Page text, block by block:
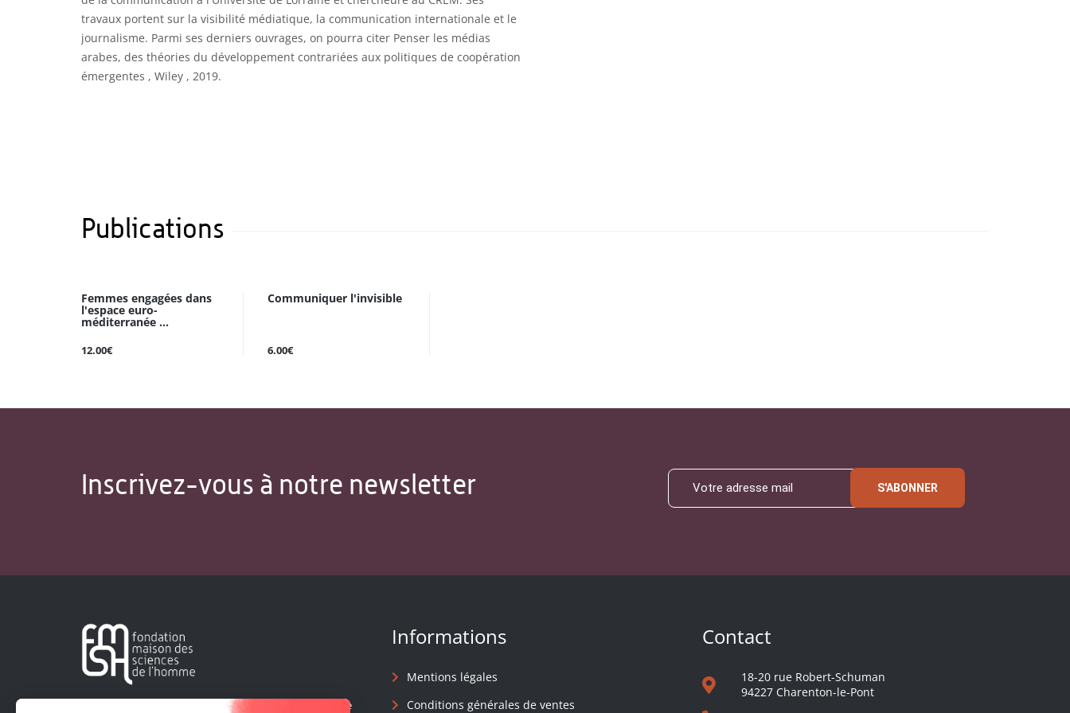
travaux portent sur la visibilité médiatique, la communication internationale et le
journalisme. Parmi ses derniers ouvrages, on pourra citer Penser les médias
arabes, des théories du développement contrariées aux politiques de coopération
émergentes , Wiley , 2019.
Publications
Femmes engagées dans
l'espace euro-
méditerranée ...
12.00€
Communiquer l'invisible
6.00€
Inscrivez-vous à notre newsletter S'ABONNER
Créée en 1963, la Fondation Maison Sciences de l'Homme
Informations
Mentions légales
Conditions générales de ventes
Contact
18-20 rue Robert-Schuman
94227 Charenton-le-Pont